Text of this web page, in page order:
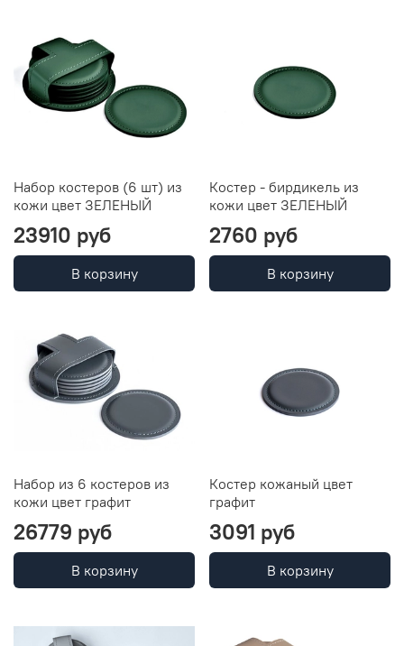
Набор костеров (6 шт) из
кожи цвет ЗЕЛЕНЫЙ
23910 руб
В корзину
Костер - бирдикель из
кожи цвет ЗЕЛЕНЫЙ
2760 руб
В корзину
Набор из 6 костеров из
кожи цвет графит
26779 руб
В корзину
Костер кожаный цвет
графит
3091 руб
В корзину